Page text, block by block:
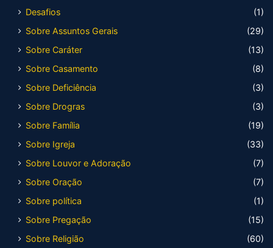
Desafios
(1)
Sobre Assuntos Gerais
(29)
Sobre Caráter
(13)
Sobre Casamento
(8)
Sobre Deficiência
(3)
Sobre Drogras
(3)
Sobre Família
(19)
Sobre Igreja
(33)
Sobre Louvor e Adoração
(7)
Sobre Oração
(7)
Sobre política
(1)
Sobre Pregação
(15)
Sobre Religião
(60)